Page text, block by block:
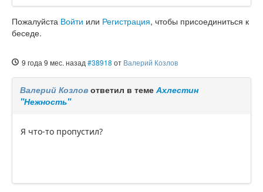
Пожалуйста Войти или Регистрация, чтобы присоединиться к
беседе.
9 года 9 мес. назад #38918 от Валерий Козлов
Валерий Козлов ответил в теме Ахлестин
"Нежность"
Я что-то пропустил?